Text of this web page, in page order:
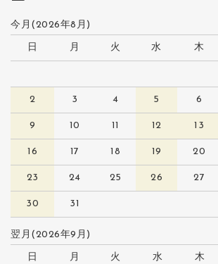
今月(2026年8月)
日 月 火 水 木
2 3 4 5 6
9 10 11 12 13
16 17 18 19 20
23 24 25 26 27
30 31
翌月(2026年9月)
日 月 火 水 木